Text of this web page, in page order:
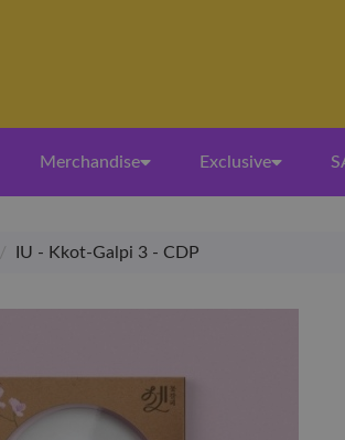
Merchandise Exclusive
/ IU - Kkot-Galpi 3 - CDP